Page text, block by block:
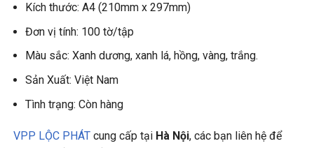
Kích thước: A4 (210mm x 297mm)
Đơn vị tính: 100 tờ/tập
Màu sắc: Xanh dương, xanh lá, hồng, vàng, trắng.
Sản Xuất: Việt Nam
Tình trạng: Còn hàng
VPP LỘC PHÁT cung cấp tại Hà Nội, các bạn liên hệ để